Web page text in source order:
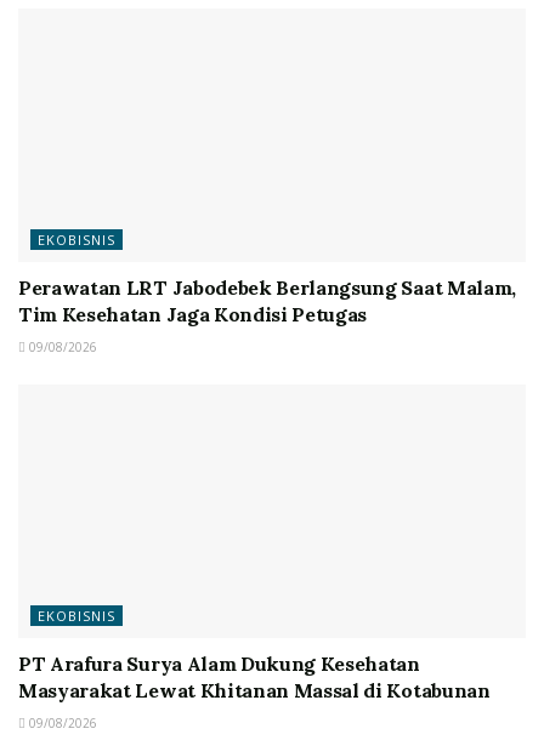
EKOBISNIS
Perawatan LRT Jabodebek Berlangsung Saat Malam,
Tim Kesehatan Jaga Kondisi Petugas
09/08/2026
EKOBISNIS
PT Arafura Surya Alam Dukung Kesehatan
Masyarakat Lewat Khitanan Massal di Kotabunan
09/08/2026